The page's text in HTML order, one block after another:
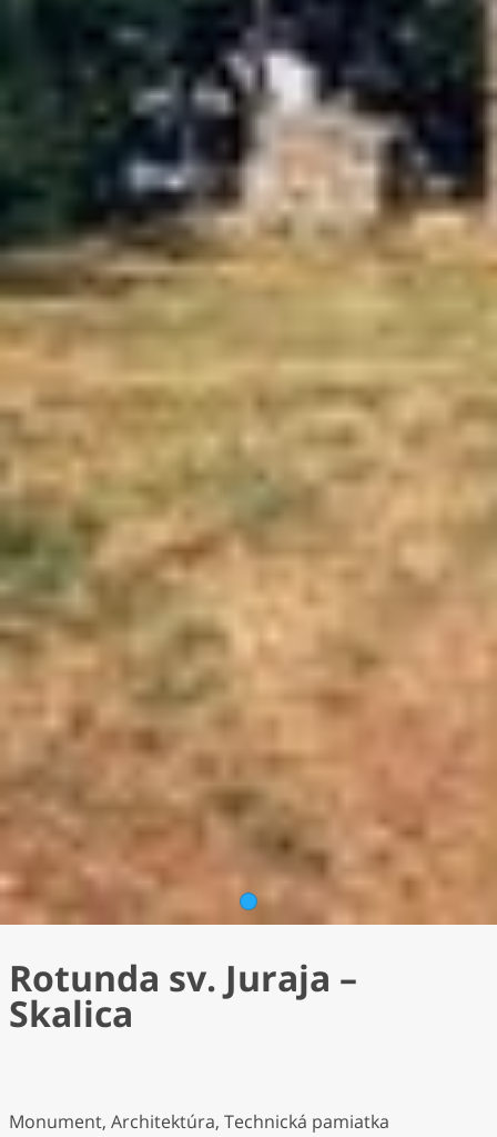
1
Rotunda sv. Juraja –
Skalica
Monument, Architektúra, Technická pamiatka